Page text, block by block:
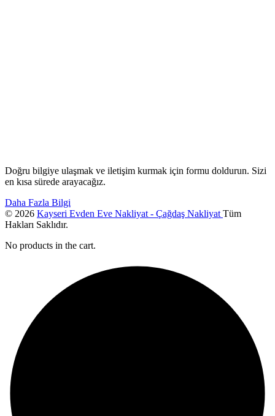
Doğru bilgiye ulaşmak ve iletişim kurmak için formu doldurun. Sizi
en kısa sürede arayacağız.
Daha Fazla Bilgi
© 2026 Kayseri Evden Eve Nakliyat - Çağdaş Nakliyat Tüm
Hakları Saklıdır.
No products in the cart.